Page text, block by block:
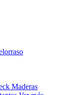
Maderas